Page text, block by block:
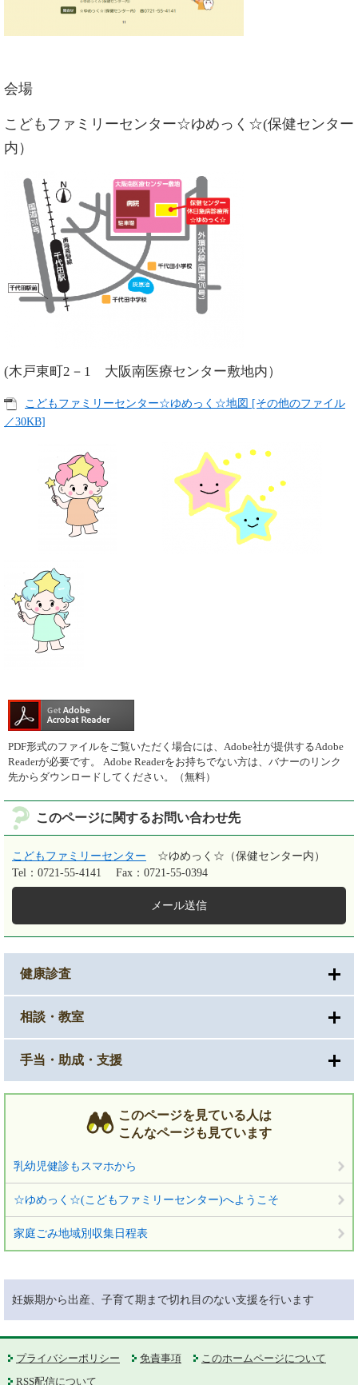
会場
こどもファミリーセンター☆ゆめっく☆(保健センター
内）
(木戸東町2－1 大阪南医療センター敷地内）
こどもファミリーセンター☆ゆめっく☆地図 [その他のファイル
／30KB]
PDF形式のファイルをご覧いただく場合には、Adobe社が提供するAdobe
Readerが必要です。
Adobe Readerをお持ちでない方は、バナーのリンク
先からダウンロードしてください。（無料）
このページに関するお問い合わせ先
こどもファミリーセンター
☆ゆめっく☆（保健センター内）
Tel：0721-55-4141
Fax：0721-55-0394
メール送信
健康診査
相談・教室
手当・助成・支援
このページを見ている人は
こんなページも見ています
乳幼児健診もスマホから
☆ゆめっく☆(こどもファミリーセンター)へようこそ
家庭ごみ地域別収集日程表
妊娠期から出産、子育て期まで切れ目のない支援を行います
プライバシーポリシー 免責事項
このホームページについて
RSS配信について